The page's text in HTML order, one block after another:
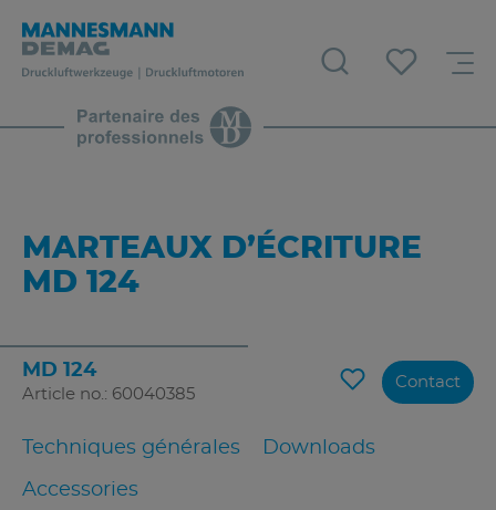
MARTEAUX D’ÉCRITURE
MD 124
MD 124
Article no.: 60040385
Techniques générales Downloads
Accessories
Contact